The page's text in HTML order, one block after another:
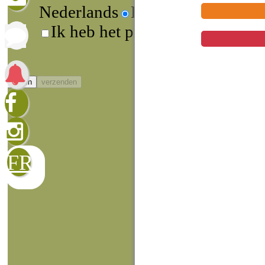
FR
Nederlands
Francophone
Ik heb het privacybeleid
sluiten verzenden